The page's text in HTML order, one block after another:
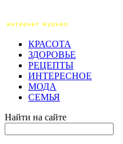
КРАСОТА
ЗДОРОВЬЕ
РЕЦЕПТЫ
ИНТЕРЕСНОЕ
МОДА
СЕМЬЯ
Найти на сайте